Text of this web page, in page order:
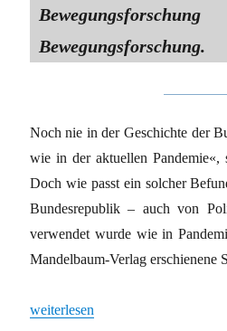
Bewegungsforschung.
Noch nie in der Geschichte der
wie in der aktuellen Pandemie«,
Doch wie passt ein solcher
Bundesrepublik – auch von
verwendet wurde wie in
Mandelbaum-Verlag erschienene
„Und nie vergessen“
weiterlesen